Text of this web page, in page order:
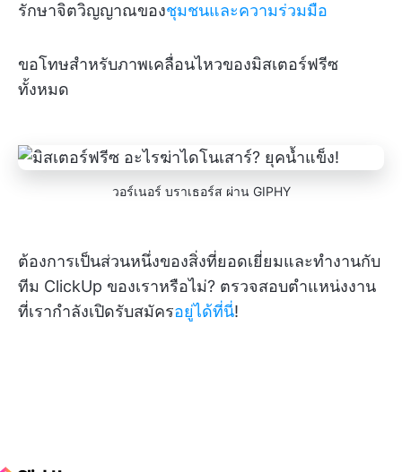
รักษาจิตวิญญาณของชุมชนและความร่วมมือ
ขอโทษสำหรับภาพเคลื่อนไหวของมิสเตอร์ฟรีซ
ทั้งหมด
วอร์เนอร์ บราเธอร์ส ผ่าน GIPHY
ต้องการเป็นส่วนหนึ่งของสิ่งที่ยอดเยี่ยมและทำงานกับ
ทีม ClickUp ของเราหรือไม่? ตรวจสอบตำแหน่งงาน
ที่เรากำลังเปิดรับสมัครอยู่ได้ที่นี่!